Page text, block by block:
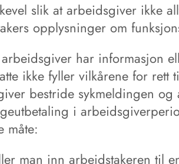
slik at arbeidsgiver ikke
opplysninger om
har informasjon
ikke fyller vilkårene for rett
bestride sykmeldingen og
i
måte:
man inn arbeidstakeren til